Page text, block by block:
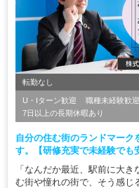
転勤なし
U・Iターン歓迎 職種未経験歓迎
7日以上の長期休暇あり
自分の住む街のランドマーク
す。【研修充実で未経験でも
「なんだか最近、駅前に大
む街や憧れの街で、そう感じ